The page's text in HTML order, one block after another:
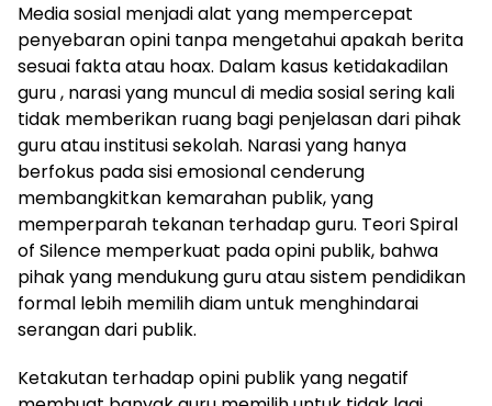
Media sosial menjadi alat yang mempercepat
penyebaran opini tanpa mengetahui apakah berita
sesuai fakta atau hoax. Dalam kasus ketidakadilan
guru , narasi yang muncul di media sosial sering kali
tidak memberikan ruang bagi penjelasan dari pihak
guru atau institusi sekolah. Narasi yang hanya
berfokus pada sisi emosional cenderung
membangkitkan kemarahan publik, yang
memperparah tekanan terhadap guru. Teori Spiral
of Silence memperkuat pada opini publik, bahwa
pihak yang mendukung guru atau sistem pendidikan
formal lebih memilih diam untuk menghindarai
serangan dari publik.
Ketakutan terhadap opini publik yang negatif